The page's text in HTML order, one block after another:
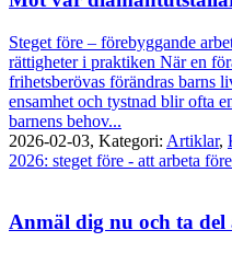
Steget före – förebyggande
rättigheter i praktiken När en
frihetsberövas förändras barns
ensamhet och tystnad blir ofta
barnens behov...
2026-02-03, Kategori: Artiklar,
2026: steget före - att arbeta
Anmäl dig nu och ta